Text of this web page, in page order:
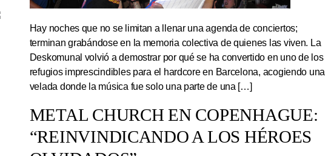
Hay noches que no se limitan a llenar una agenda de conciertos;
terminan grabándose en la memoria colectiva de quienes las viven. La
Deskomunal volvió a demostrar por qué se ha convertido en uno de los
refugios imprescindibles para el hardcore en Barcelona, acogiendo una
velada donde la música fue solo una parte de una […]
METAL CHURCH EN COPENHAGUE:
“REINVINDICANDO A LOS HÉROES